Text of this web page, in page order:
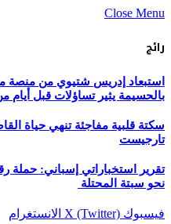
Close Menu
رائج
استبعاد إدريس شتيوي من منصة
بالحسيمة يثير تساؤلات قبل أيام من
سكتة قلبية مفاجئة تنهي حياة
تارجيست
تقرير استخباراتي إسباني: حملة
نحو سبتة المحتلة
فيسبوك X (Twitter) الانستغرام